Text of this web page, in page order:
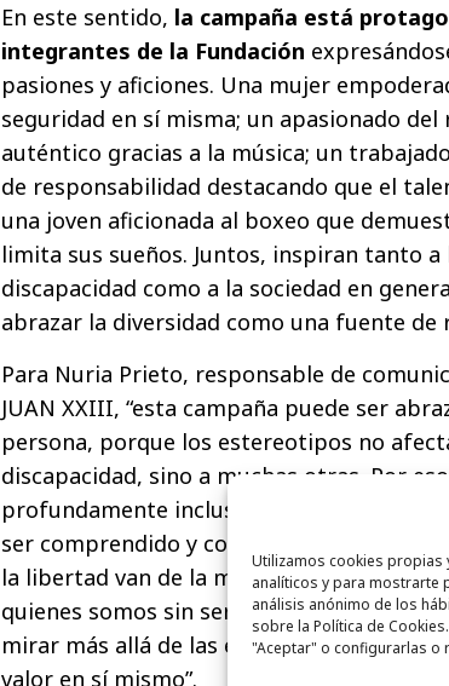
Utilizamos cookies propias
analíticos y para mostrarte
análisis anónimo de los
sobre la Política de
"Aceptar" o configurarlas o
En este sentido, la campaña está
integrantes de la Fundación
pasiones y aficiones. Una mujer
seguridad en sí misma; un apasionado
auténtico gracias a la música; un
de responsabilidad destacando que el
una joven aficionada al boxeo que
limita sus sueños. Juntos, inspiran tanto a
discapacidad como a la sociedad en
abrazar la diversidad como una fuente de
Para Nuria Prieto, responsable de
JUAN XXIII, “esta campaña puede ser
persona, porque los estereotipos no
discapacidad, sino a muchas otras. Por
profundamente inclusiva, ya que
ser comprendido y compartido por todas
la libertad van de la mano, porque todos
quienes somos sin ser juzgados. Por eso,
mirar más allá de las etiquetas y a valorar
valor en sí mismo”.